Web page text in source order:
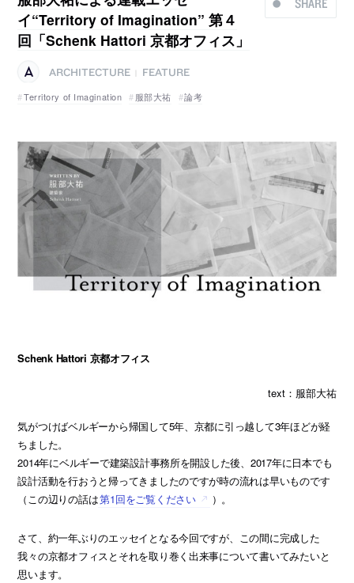
SHARE
イ“Territory of Imagination” 第４
回「Schenk Hattori 京都オフィス」
ARCHITECTURE
FEATURE
Territory of Imagination
服部大祐 論考
Schenk Hattori 京都オフィス
text：服部大祐
気がつけばベルギーから帰国して5年、京都に引っ越して3年ほどが経
ちました。
2014年にベルギーで建築設計事務所を開設した後、2017年に日本でも
設計活動を行おうと帰ってきましたのですが時の流れは早いものです
（この辺りの話は第1回をご覧ください ）。
さて、約一年ぶりのエッセイとなる今回ですが、この間に完成した
我々の京都オフィスとそれを取り巻く出来事について書いてみたいと
思います。